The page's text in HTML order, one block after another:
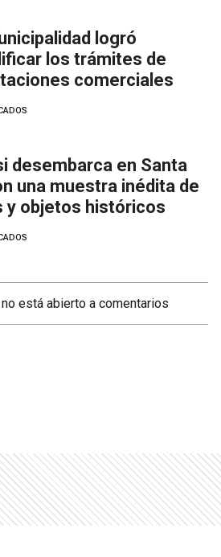
logró
los trámites de
comerciales
desembarca en Santa
una muestra inédita de
y objetos históricos
está abierto a comentarios